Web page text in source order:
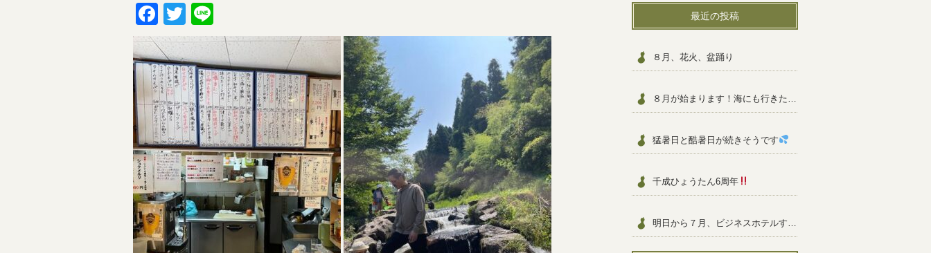
Facebook
Twitter 最近の投稿
８月、花火、盆踊り
８月が始まります！海にも行きたいですねっ！
猛暑日と酷暑日が続きそうです
千成ひょうたん6周年
明日から７月、ビジネスホテルすぐ近く